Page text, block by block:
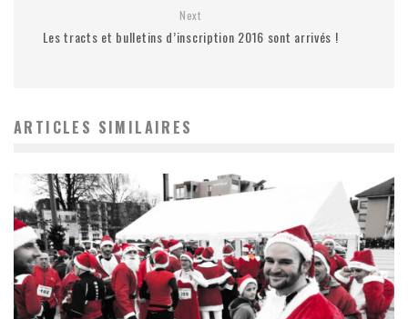
Next
Les tracts et bulletins d’inscription 2016 sont arrivés !
ARTICLES SIMILAIRES